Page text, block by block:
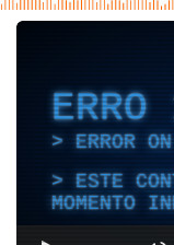
ERRO
ERROR
ESTE
MOMENTO